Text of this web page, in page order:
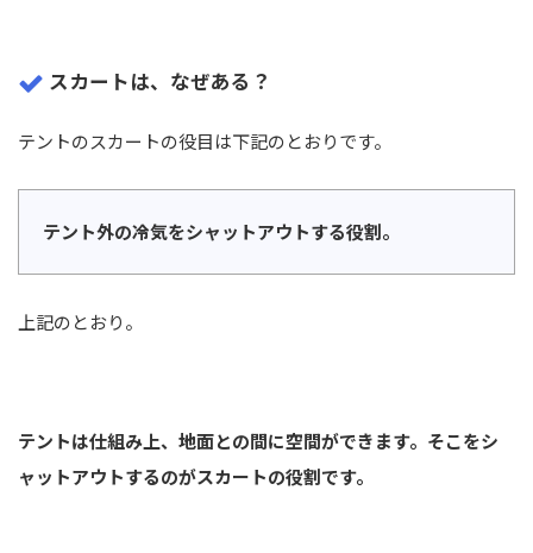
スカートは、なぜある？
テントのスカートの役目は下記のとおりです。
テント外の冷気をシャットアウトする役割。
上記のとおり。
テントは仕組み上、地面との間に空間ができます。そこをシ
ャットアウトするのがスカートの役割です。